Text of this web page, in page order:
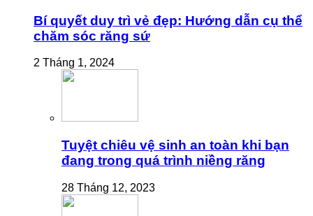
Bí quyết duy trì vẻ đẹp: Hướng dẫn cụ thể
chăm sóc răng sứ
2 Tháng 1, 2024
Tuyệt chiêu vệ sinh an toàn khi bạn
đang trong quá trình niềng răng
28 Tháng 12, 2023